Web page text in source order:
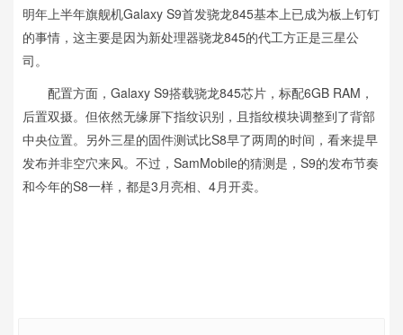
明年上半年旗舰机Galaxy S9首发骁龙845基本上已成为板上钉钉
的事情，这主要是因为新处理器骁龙845的代工方正是三星公
司。
配置方面，Galaxy S9搭载骁龙845芯片，标配6GB RAM，
后置双摄。但依然无缘屏下指纹识别，且指纹模块调整到了背部
中央位置。另外三星的固件测试比S8早了两周的时间，看来提早
发布并非空穴来风。不过，SamMobile的猜测是，S9的发布节奏
和今年的S8一样，都是3月亮相、4月开卖。